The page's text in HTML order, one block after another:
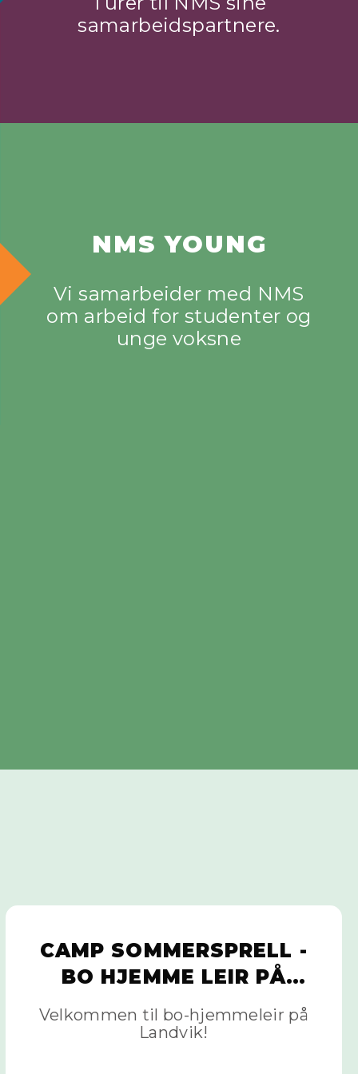
samarbeidspartnere.
NMS YOUNG
Vi samarbeider med NMS
om arbeid for studenter og
unge voksne
CAMP SOMMERSPRELL -
BO HJEMME LEIR PÅ
LANDVIK, 11.-12. AUGUST
Velkommen til bo-hjemmeleir på
Landvik!